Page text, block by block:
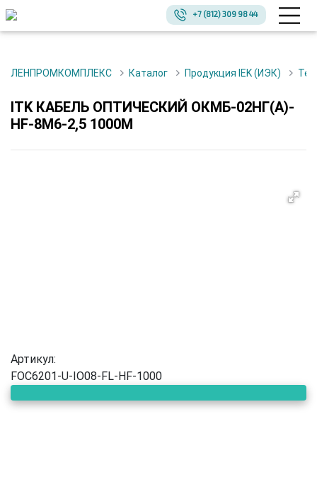
+7 (812) 309 98 44
ЛЕНПРОМКОМПЛЕКС Каталог Продукция IEK (ИЭК)
ITK КАБЕЛЬ ОПТИЧЕСКИЙ ОКМБ-02НГ(А)-
HF-8М6-2,5 1000М
Артикул:
FOC6201-U-IO08-FL-HF-1000